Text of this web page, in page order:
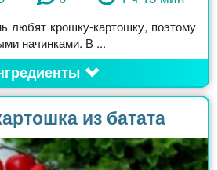
любят крошку-картошку, поэтому
начинками. В ...
из батата